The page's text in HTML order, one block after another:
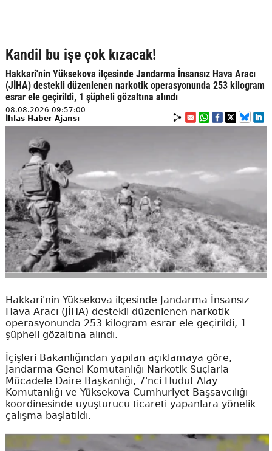
Kandil bu işe çok kızacak!
Hakkari'nin Yüksekova ilçesinde Jandarma İnsansız Hava Aracı
(JİHA) destekli düzenlenen narkotik operasyonunda 253 kilogram
esrar ele geçirildi, 1 şüpheli gözaltına alındı
08.08.2026 09:57:00
İhlas Haber Ajansı
Hakkari'nin Yüksekova ilçesinde Jandarma İnsansız
Hava Aracı (JİHA) destekli düzenlenen narkotik
operasyonunda 253 kilogram esrar ele geçirildi, 1
şüpheli gözaltına alındı.
İçişleri Bakanlığından yapılan açıklamaya göre,
Jandarma Genel Komutanlığı Narkotik Suçlarla
Mücadele Daire Başkanlığı, 7'nci Hudut Alay
Komutanlığı ve Yüksekova Cumhuriyet Başsavcılığı
koordinesinde uyuşturucu ticareti yapanlara yönelik
çalışma başlatıldı.